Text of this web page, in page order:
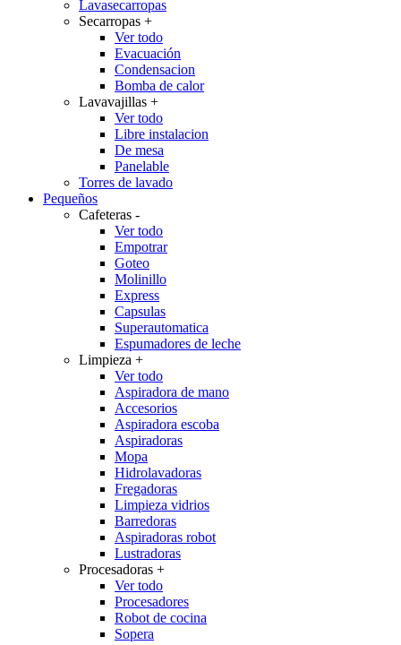
Lavasecarropas
Secarropas +
Ver todo
Evacuación
Condensacion
Bomba de calor
Lavavajillas +
Ver todo
Libre instalacion
De mesa
Panelable
Torres de lavado
Pequeños
Cafeteras -
Ver todo
Empotrar
Goteo
Molinillo
Express
Capsulas
Superautomatica
Espumadores de leche
Limpieza +
Ver todo
Aspiradora de mano
Accesorios
Aspiradora escoba
Aspiradoras
Mopa
Hidrolavadoras
Fregadoras
Limpieza vidrios
Barredoras
Aspiradoras robot
Lustradoras
Procesadoras +
Ver todo
Procesadores
Robot de cocina
Sopera